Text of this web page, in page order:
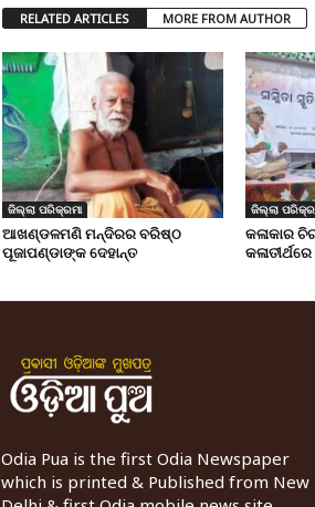
RELATED ARTICLES MORE FROM AUTHOR
ଜିଲ୍ଲା ପରିକ୍ରମା
ଆଖଣ୍ଡଳମଣି ମନ୍ଦିରର ବରିଷ୍ଠ
ପୂଜାପଣ୍ଡାଙ୍କ ଦେହାନ୍ତ
ଜିଲ୍ଲା
କଳାକାର
Odia Pua is the first Odia Newspaper
which is printed & Published from New